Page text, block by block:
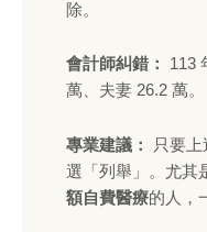
除。
會計師糾錯：
113
萬、夫妻 26.2 萬。
專業建議：
只要
選「列舉」。尤其
額自費醫療的人，